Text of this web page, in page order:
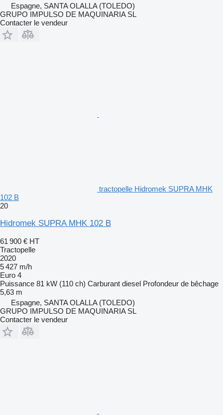
Espagne, SANTA OLALLA (TOLEDO)
GRUPO IMPULSO DE MAQUINARIA SL
Contacter le vendeur
tractopelle Hidromek SUPRA MHK
102 B
20
Hidromek SUPRA MHK 102 B
61 900 € HT
Tractopelle
2020
5 427 m/h
Euro 4
Puissance 81 kW (110 ch) Carburant diesel Profondeur de bêchage
5,63 m
Espagne, SANTA OLALLA (TOLEDO)
GRUPO IMPULSO DE MAQUINARIA SL
Contacter le vendeur